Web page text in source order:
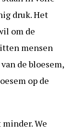
druk. Het
om de
mensen
de bloesem,
op de
We